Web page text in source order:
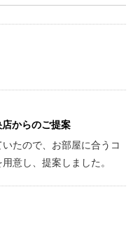
からのご提案
たので、お部屋に合うコ
意し、提案しました。